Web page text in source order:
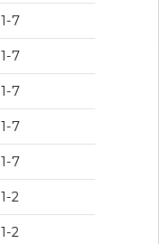
1-7
1-7
1-7
1-7
1-7
1-2
1-2